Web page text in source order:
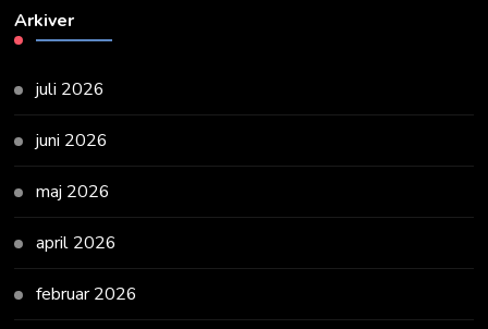
Arkiver
juli 2026
juni 2026
maj 2026
april 2026
februar 2026